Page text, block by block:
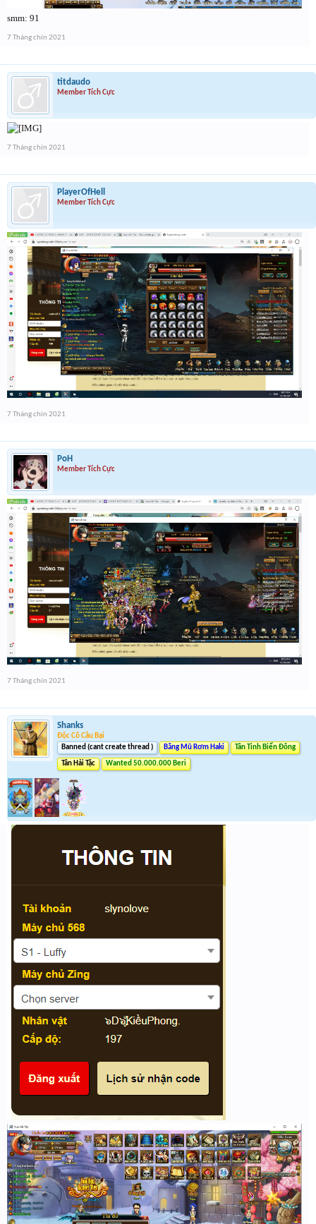
smm: 91
7 Tháng chín 2021
titdaudo
Member Tích Cực
7 Tháng chín 2021
PlayerOfHell
Member Tích Cực
7 Tháng chín 2021
PoH
Member Tích Cực
7 Tháng chín 2021
Shanks
Độc Cô Cầu Bại
Banned (cant create thread )
Băng Mũ Rơm Haki Tân Tinh Biển Đông
Tân Hải Tặc Wanted 50.000.000 Beri